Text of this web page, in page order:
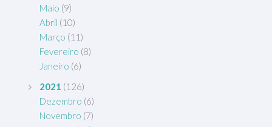
Maio (9)
Abril (10)
Março (11)
Fevereiro (8)
Janeiro (6)
2021 (126)
Dezembro (6)
Novembro (7)